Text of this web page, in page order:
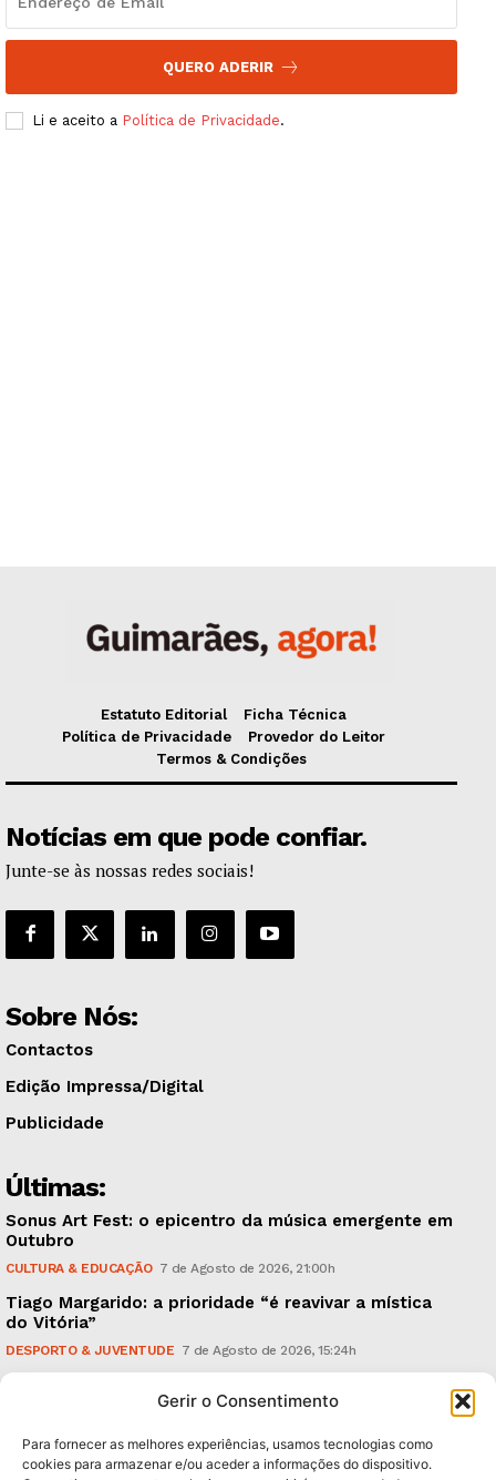
Gerir o Consentimento
Para fornecer as melhores experiências, usamos tecnologias como
cookies para armazenar e/ou aceder a informações do dispositivo.
QUERO ADERIR
Li e aceito a Política de Privacidade.
Estatuto Editorial
Ficha Técnica
Política de Privacidade
Provedor do Leitor
Termos & Condições
Notícias em que pode confiar.
Junte-se às nossas redes sociais!
Sobre Nós:
Contactos
Edição Impressa/Digital
Publicidade
Últimas:
Sonus Art Fest: o epicentro da música emergente em
Outubro
CULTURA & EDUCAÇÃO 7 de Agosto de 2026, 21:00h
Tiago Margarido: a prioridade “é reavivar a mística
do Vitória”
DESPORTO & JUVENTUDE 7 de Agosto de 2026, 15:24h
caudais e antecipa situações de risco